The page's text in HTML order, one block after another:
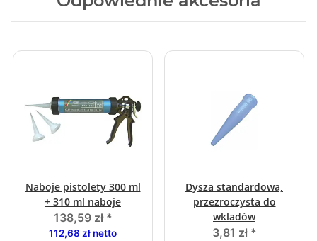
Naboje pistolety 300 ml
+ 310 ml naboje
138,59 zł *
112,68 zł netto
Dysza standardowa,
przezroczysta do
wkladów
3,81 zł *